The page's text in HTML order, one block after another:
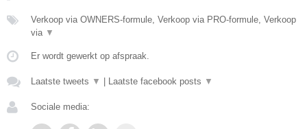
Verkoop via OWNERS-formule, Verkoop via PRO-formule, Verkoop
via ▼
Er wordt gewerkt op afspraak.
Laatste tweets ▼ Laatste facebook posts ▼
Sociale media: